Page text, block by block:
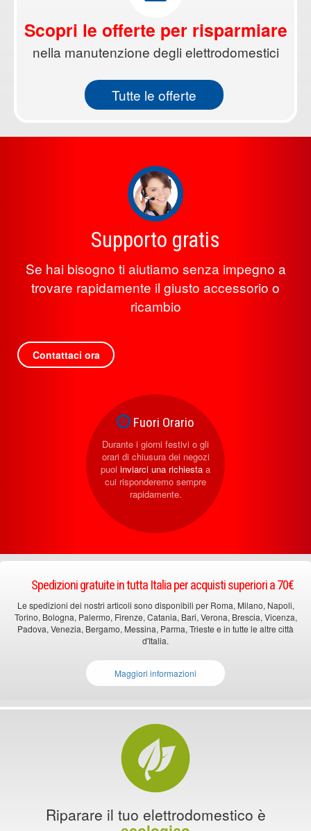
Scopri le offerte per risparmiare
nella manutenzione degli elettrodomestici
Tutte le offerte
Supporto gratis
Se hai bisogno ti aiutiamo senza impegno a
trovare rapidamente il giusto accessorio o
ricambio
Contattaci ora
Fuori Orario
Durante i giorni festivi o gli
orari di chiusura dei negozi
puoi inviarci una richiesta a
cui risponderemo sempre
rapidamente.
Spedizioni gratuite in tutta Italia per acquisti superiori a 70€
Le spedizioni dei nostri articoli sono disponibili per Roma, Milano, Napoli,
Torino, Bologna, Palermo, Firenze, Catania, Bari, Verona, Brescia, Vicenza,
Padova, Venezia, Bergamo, Messina, Parma, Trieste e in tutte le altre città
d'Italia.
Maggiori informazioni
Riparare il tuo elettrodomestico è